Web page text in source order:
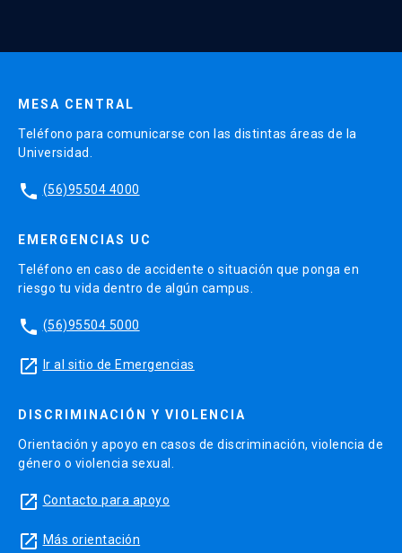
1 Trabajo Grupal 30%
1 evaluación final 30%
CURSO 3: Buscando oportunidades de
Nombre en inglés:
Searching for marketing
opportunities
Docente(s):Andrés Ibáñez Tardel
Unidad académica responsable: Facultad de
MESA CENTRAL
Teléfono para comunicarse con las distintas áreas de la
Universidad.
phone (56)95504 4000
EMERGENCIAS UC
Teléfono en caso de accidente o situación que ponga en
riesgo tu vida dentro de algún campus.
phone (56)95504 5000
launch Ir al sitio de Emergencias
DISCRIMINACIÓN Y VIOLENCIA
Orientación y apoyo en casos de discriminación, violencia de
género o violencia sexual.
launch Contacto para apoyo
launch Más orientación